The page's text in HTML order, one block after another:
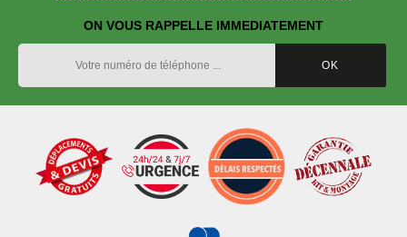
ON VOUS RAPPELLE IMMEDIATEMENT